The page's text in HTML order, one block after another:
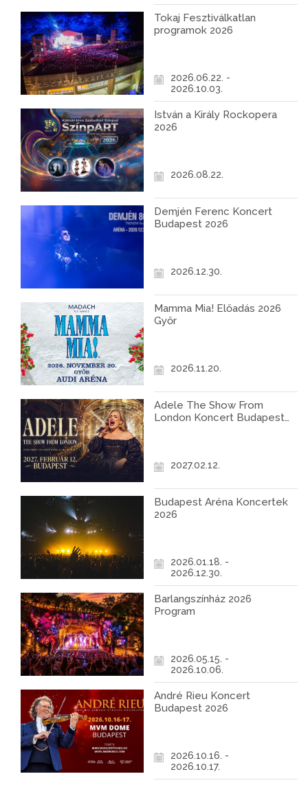
Tokaj Fesztiválkatlan
programok 2026
2026.06.22. -
2026.10.03.
István a Király Rockopera
2026
2026.08.22.
Demjén Ferenc Koncert
Budapest 2026
2026.12.30.
Mamma Mia! Előadás 2026
Győr
2026.11.20.
Adele The Show From
London Koncert Budapest
2027.02.12.
Budapest Aréna Koncertek
2026
2026.01.18. -
2026.12.30.
Barlangszínház 2026
Program
2026.05.15. -
2026.10.06.
André Rieu Koncert
Budapest 2026
2026.10.16. -
2026.10.17.